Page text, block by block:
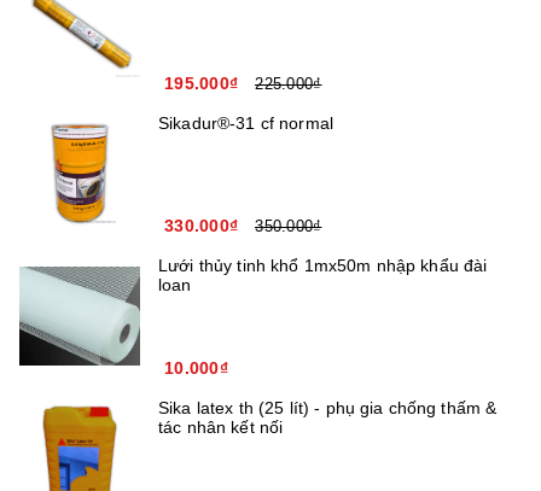
195.000₫ 225.000₫
Sikadur®-31 cf normal
330.000₫ 350.000₫
Lưới thủy tinh khổ 1mx50m nhập khẩu đài
loan
10.000₫
Sika latex th (25 lít) - phụ gia chống thấm &
tác nhân kết nối